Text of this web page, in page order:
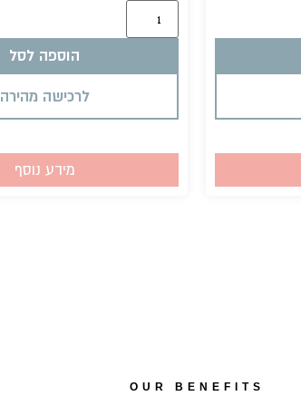
הוספה לסל
לרכישה מהירה
מידע נוסף
OUR BENEFITS